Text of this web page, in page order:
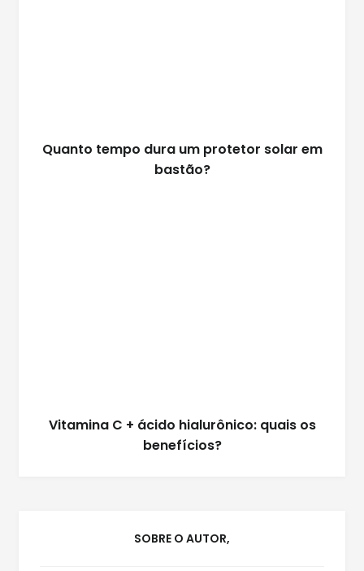
Quanto tempo dura um protetor solar em
bastão?
Vitamina C + ácido hialurônico: quais os
benefícios?
SOBRE O AUTOR,